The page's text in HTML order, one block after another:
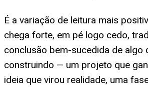
É a variação de leitura mais
chega forte, em pé logo cedo,
conclusão bem-sucedida de algo
construindo — um projeto que
ideia que virou realidade, uma